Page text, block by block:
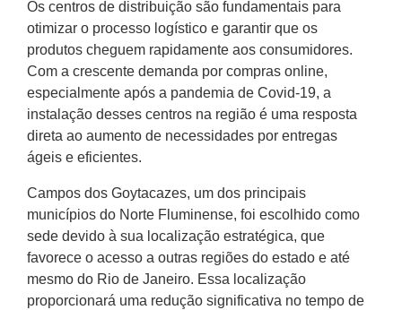
Os centros de distribuição são fundamentais para
otimizar o processo logístico e garantir que os
produtos cheguem rapidamente aos consumidores.
Com a crescente demanda por compras online,
especialmente após a pandemia de Covid-19, a
instalação desses centros na região é uma resposta
direta ao aumento de necessidades por entregas
ágeis e eficientes.
Campos dos Goytacazes, um dos principais
municípios do Norte Fluminense, foi escolhido como
sede devido à sua localização estratégica, que
favorece o acesso a outras regiões do estado e até
mesmo do Rio de Janeiro. Essa localização
proporcionará uma redução significativa no tempo de